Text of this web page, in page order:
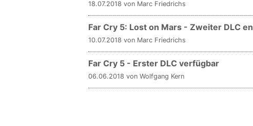
18.07.2018 von Marc Friedrichs
Far Cry 5: Lost on Mars - Zweiter DLC
10.07.2018 von Marc Friedrichs
Far Cry 5 - Erster DLC verfügbar
06.06.2018 von Wolfgang Kern